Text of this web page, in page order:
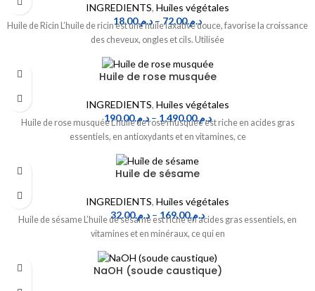
INGREDIENTS, Huiles végétales
د.م.18.00 – د.م.72.00
Huile de Ricin L’huile de ricin est une huile laxative douce, favorise la croissance
des cheveux, ongles et cils. Utilisée
Huile de rose musquée
INGREDIENTS, Huiles végétales
د.م.190.00 – د.م.1,490.00
Huile de rose musquée L’huile de rose musquée est riche en acides gras
essentiels, en antioxydants et en vitamines, ce
Huile de sésame
INGREDIENTS, Huiles végétales
د.م.32.00 – د.م.169.00
Huile de sésame L’huile de sésame est riche en acides gras essentiels, en
vitamines et en minéraux, ce qui en
NaOH (soude caustique)